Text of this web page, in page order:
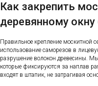
Как закрепить
деревянному
Правильное крепление москитной
использование саморезов в
разрушение волокон древесины.
которые фиксируются за наплав
входят в штапик, не затрагивая